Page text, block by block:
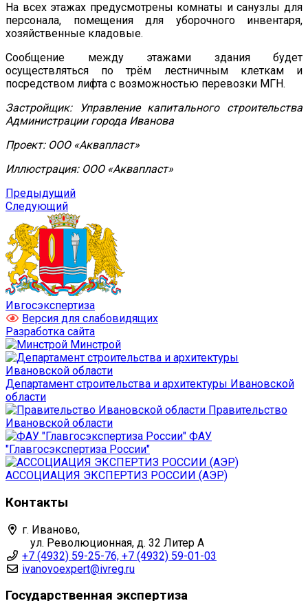
На всех этажах предусмотрены комнаты и санузлы для
персонала, помещения для уборочного инвентаря,
хозяйственные кладовые.
Сообщение между этажами здания будет
осуществляться по трём лестничным клеткам и
посредством лифта с возможностью перевозки МГН.
Застройщик: Управление капитального строительства
Администрации города Иванова
Проект: ООО «Аквапласт»
Иллюстрация: ООО «Аквапласт»
Предыдущий
Следующий
Ивгосэкспертиза
Версия для слабовидящих
Разработка сайта
Минстрой
Департамент строительства и архитектуры Ивановской
области
Правительство
Ивановской области
ФАУ
"Главгосэкспертиза России"
АССОЦИАЦИЯ ЭКСПЕРТИЗ РОССИИ (АЭР)
Контакты
г. Иваново,
ул. Революционная, д. 32 Литер А
+7 (4932) 59-25-76, +7 (4932) 59-01-03
ivanovoexpert@ivreg.ru
Государственная экспертиза